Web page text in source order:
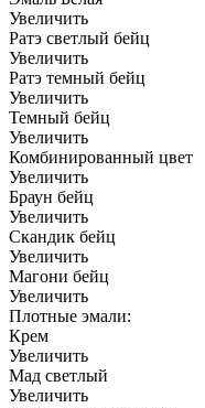
Увеличить
Ратэ светлый бейц
Увеличить
Ратэ темный бейц
Увеличить
Темный бейц
Увеличить
Комбинированный цвет
Увеличить
Браун бейц
Увеличить
Скандик бейц
Увеличить
Магони бейц
Увеличить
Плотные эмали:
Крем
Увеличить
Мад светлый
Увеличить